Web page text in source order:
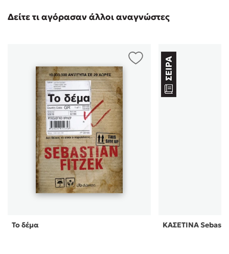
Δείτε τι αγόρασαν άλλοι αναγνώστες
Το δέμα ΚΑΣΕΤΙΝΑ